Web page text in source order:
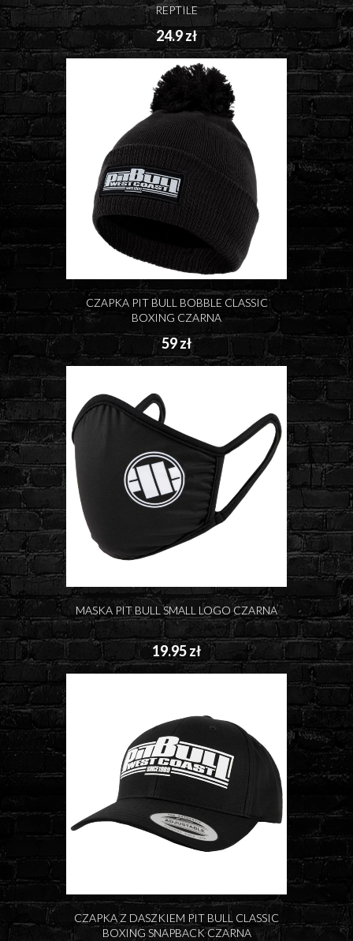
REPTILE
24.9 zł
CZAPKA PIT BULL BOBBLE CLASSIC
BOXING CZARNA
59 zł
MASKA PIT BULL SMALL LOGO CZARNA
19.95 zł
CZAPKA Z DASZKIEM PIT BULL CLASSIC
BOXING SNAPBACK CZARNA